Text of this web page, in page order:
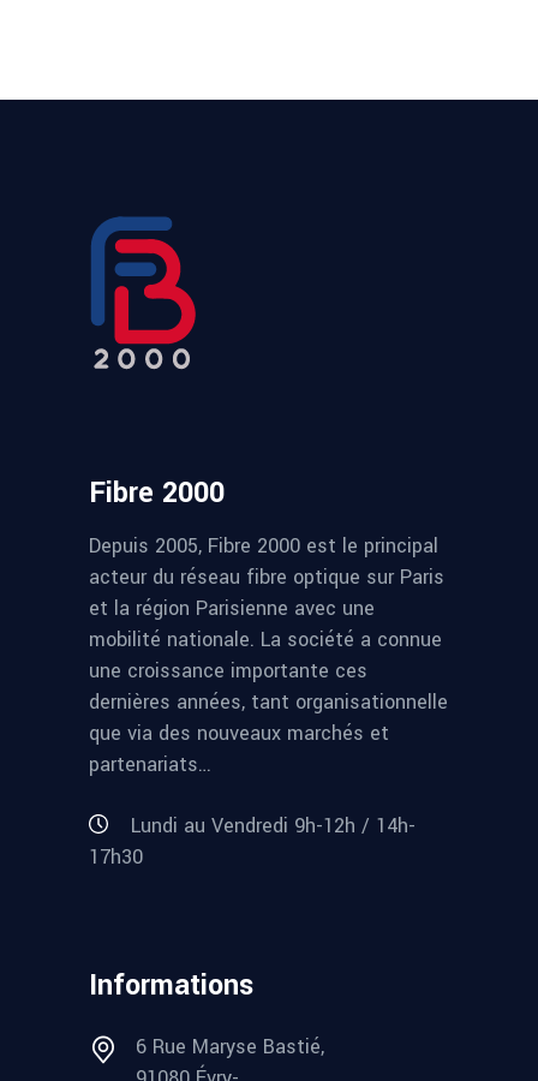
Fibre 2000
Depuis 2005, Fibre 2000 est le principal
acteur du réseau fibre optique sur Paris
et la région Parisienne avec une
mobilité nationale. La société a connue
une croissance importante ces
dernières années, tant organisationnelle
que via des nouveaux marchés et
partenariats…
Lundi au Vendredi 9h-12h / 14h-
17h30
Informations
6 Rue Maryse Bastié,